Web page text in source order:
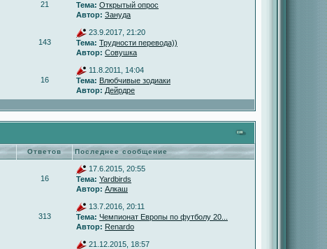
21
Тема: Открытый опрос
Автор: Зануда
143
23.9.2017, 21:20
Тема: Трудности перевода))
Автор: Совушка
16
11.8.2011, 14:04
Тема: Влюбчивые зодиаки
Автор: Дейрдре
Ответов Последнее сообщение
16
17.6.2015, 20:55
Тема: Yardbirds
Автор: Алкаш
313
13.7.2016, 20:11
Тема: Чемпионат Европы по футболу 20...
Автор: Renardo
21.12.2015, 18:57